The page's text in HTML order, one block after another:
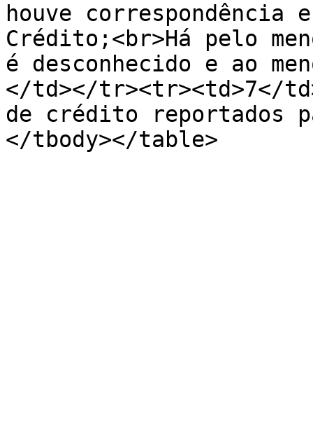
houve correspondência
Crédito;<br>Há pelo
é desconhecido e ao
</td></tr><tr><td>7</
de crédito reportados